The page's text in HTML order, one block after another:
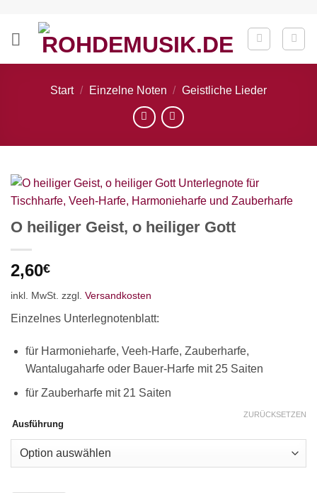
springen
Start / Einzelne Noten / Geistliche Lieder
O heiliger Geist, o heiliger Gott
2,60€
inkl. MwSt. zzgl. Versandkosten
Einzelnes Unterlegnotenblatt:
für Harmonieharfe, Veeh-Harfe, Zauberharfe,
Wantalugaharfe oder Bauer-Harfe mit 25 Saiten
für Zauberharfe mit 21 Saiten
Ausführung
ZURÜCKSETZEN